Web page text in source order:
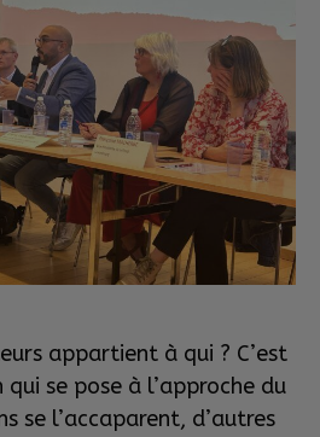
appartient à qui ? C’est
se pose à l’approche du
se l’accaparent, d’autres